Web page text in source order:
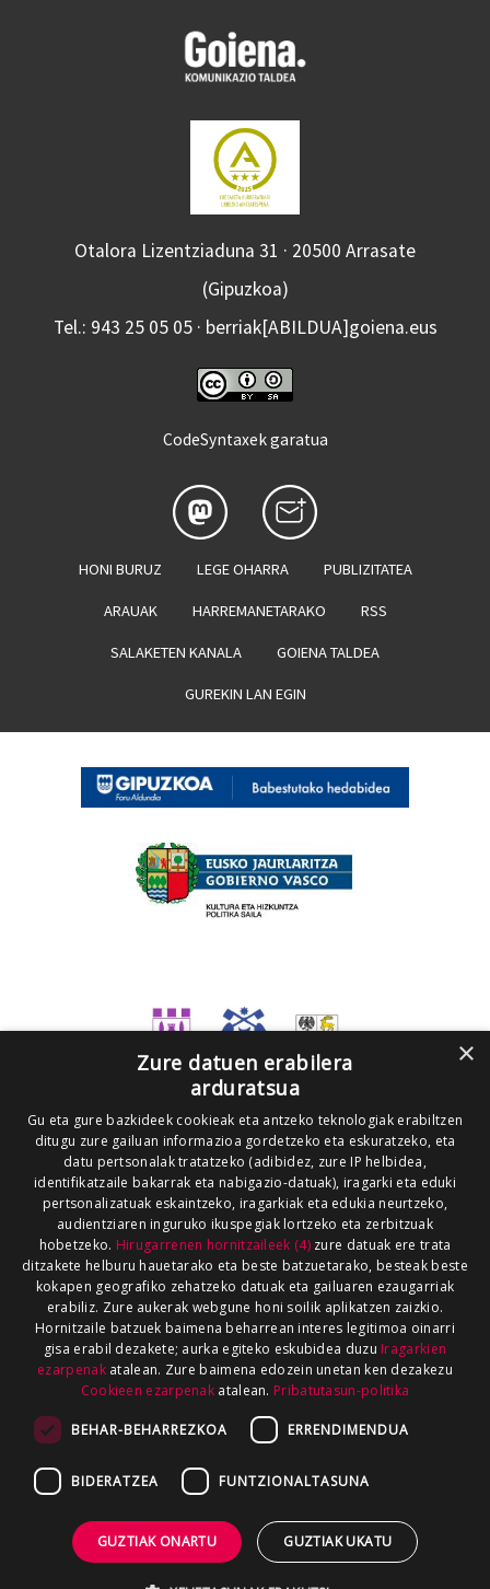
Otalora Lizentziaduna 31 · 20500 Arrasate
(Gipuzkoa)
Tel.: 943 25 05 05 · berriak[ABILDUA]goiena.eus
CodeSyntaxek garatua
HONI BURUZ LEGE OHARRA PUBLIZITATEA
ARAUAK HARREMANETARAKO RSS
SALAKETEN KANALA GOIENA TALDEA
GUREKIN LAN EGIN
×
Zure datuen erabilera
arduratsua
Gu eta gure bazkideek cookieak eta antzeko teknologiak erabiltzen
ditugu zure gailuan informazioa gordetzeko eta eskuratzeko, eta
datu pertsonalak tratatzeko (adibidez, zure IP helbidea,
identifikatzaile bakarrak eta nabigazio-datuak), iragarki eta eduki
pertsonalizatuak eskaintzeko, iragarkiak eta edukia neurtzeko,
audientziaren inguruko ikuspegiak lortzeko eta zerbitzuak
hobetzeko. Hirugarrenen hornitzaileek (4)zure datuak ere trata
ditzakete helburu hauetarako eta beste batzuetarako, besteak beste
kokapen geografiko zehatzeko datuak eta gailuaren ezaugarriak
erabiliz. Zure aukerak webgune honi soilik aplikatzen zaizkio.
Hornitzaile batzuek baimena beharrean interes legitimoa oinarri
gisa erabil dezakete; aurka egiteko eskubidea duzu Iragarkien
ezarpenakatalean. Zure baimena edozein unetan ken dezakezu
Cookieen ezarpenak atalean. Pribatutasun-politika
BEHAR-BEHARREZKOA ERRENDIMENDUA
BIDERATZEA FUNTZIONALTASUNA
GUZTIAK ONARTU GUZTIAK UKATU